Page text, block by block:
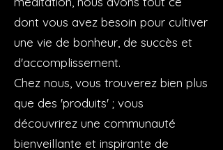
dont vous avez besoin pour cultiver
une vie de bonheur, de succès et
d'accomplissement.
Chez nous, vous trouverez bien plus
que des 'produits' ; vous
découvrirez une communauté
bienveillante et inspirante de